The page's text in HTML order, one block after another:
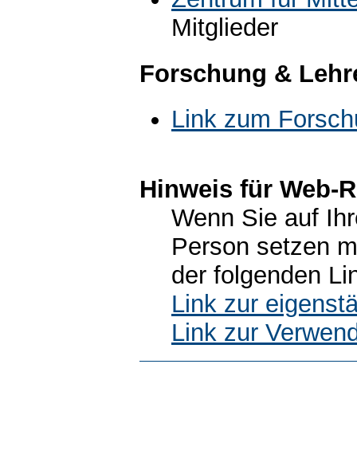
Mitglieder
Forschung &
Link zum
Hinweis für Web-
Wenn Sie auf
Person setzen
der folgenden
Link zur
Link zur